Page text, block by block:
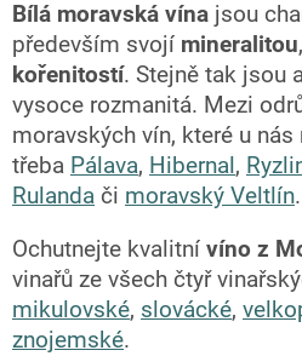
Bílá moravská vína jsou
především svojí mineralitou,
kořenitostí. Stejně tak jsou
vysoce rozmanitá. Mezi
moravských vín, které u
třeba Pálava, Hibernal ,
Rulanda či moravský Veltlín.
Ochutnejte kvalitní víno z
vinařů ze všech čtyř
mikulovské, slovácké,
znojemské.